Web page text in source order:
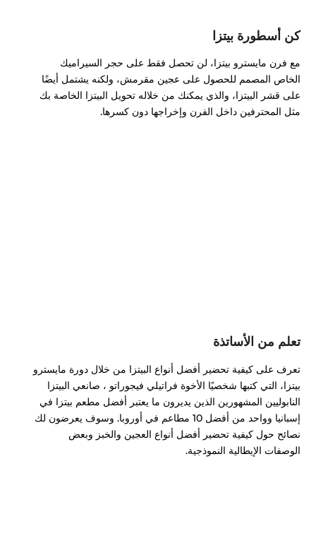
كن أسطورة بيتزا
مع فرن مايسترو بيتزا، لن تحصل فقط على حجر السيراميك
الخاص المصمم للحصول على عجين مقرمش، ولكنه يشتمل أيضًا
على قشر البيتزا، والذي يمكنك من خلاله تحويل البيتزا الخاصة بك
مثل المحترفين داخل الفرن وإخراجها دون كسرها.
تعلم من الأساتذة
تعرف على كيفية تحضير أفضل أنواع البيتزا من خلال دورة مايسترو
بيتزا، التي كتبها شخصيًا الأخوة فراتيلي فيجوراتو ، صانعي البيتزا
النابوليين المشهورين الذين يديرون ما يعتبر أفضل مطعم بيتزا في
إسبانيا وواحد من أفضل 10 مطاعم في أوروبا. وسوف يعرضون لك
نصائح حول كيفية تحضير أفضل أنواع العجين والخبز وبعض
الوصفات الإيطالية النموذجية.